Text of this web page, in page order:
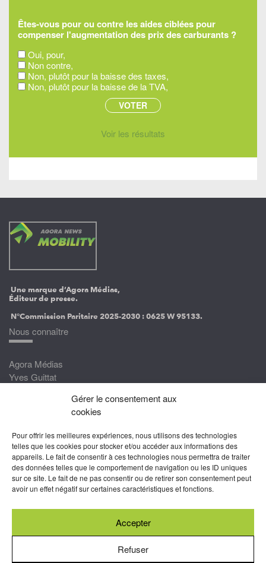
Gérer le consentement aux
cookies
Pour offrir les meilleures expériences, nous utilisons des technologies
telles que les cookies pour stocker et/ou accéder aux informations des
appareils. Le fait de consentir à ces technologies nous permettra de traiter
des données telles que le comportement de navigation ou les ID uniques
sur ce site. Le fait de ne pas consentir ou de retirer son consentement peut
avoir un effet négatif sur certaines caractéristiques et fonctions.
Accepter
Refuser
Êtes-vous pour ou contre les aides ciblées pour
compenser l'augmentation des prix des carburants ?
Oui, pour,
Non contre,
Non, plutôt pour la baisse des taxes,
Non, plutôt pour la baisse de la TVA,
Voir les résultats
Une marque d’Agora Médias,
Éditeur de presse.
N°Commission Paritaire 2025-2030 :0625 W 95133.
Nous connaître
Agora Médias
Yves Guittat
Devenez correspondant
Rejoignez nos experts
Devenez Partenaire
Nous suivre
Abonnez-vous à nos newsletters